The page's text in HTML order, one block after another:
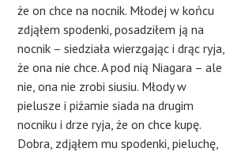
że on chce na nocnik. Młodej w końcu
zdjąłem spodenki, posadziłem ją na
nocnik – siedziała wierzgając i drąc ryja,
że ona nie chce. A pod nią Niagara – ale
nie, ona nie zrobi siusiu. Młody w
pielusze i piżamie siada na drugim
nocniku i drze ryja, że on chce kupę.
Dobra, zdjąłem mu spodenki, pieluchę,